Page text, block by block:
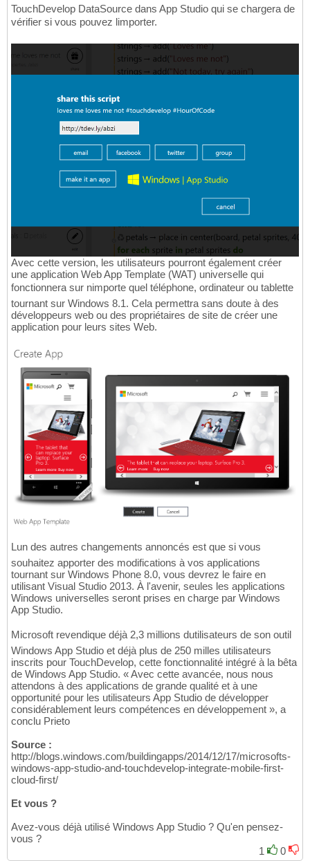
TouchDevelop DataSource dans App Studio qui se chargera de
vérifier si vous pouvez limporter.
Avec cette version, les utilisateurs pourront également créer
une application Web App Template (WAT) universelle qui
fonctionnera sur nimporte quel téléphone, ordinateur ou tablette
tournant sur Windows 8.1. Cela permettra sans doute à des
développeurs web ou des propriétaires de site de créer une
application pour leurs sites Web.
Lun des autres changements annoncés est que si vous
souhaitez apporter des modifications à vos applications
tournant sur Windows Phone 8.0, vous devrez le faire en
utilisant Visual Studio 2013. À l'avenir, seules les applications
Windows universelles seront prises en charge par Windows
App Studio.
Microsoft revendique déjà 2,3 millions dutilisateurs de son outil
Windows App Studio et déjà plus de 250 milles utilisateurs
inscrits pour TouchDevelop, cette fonctionnalité intégré à la bêta
de Windows App Studio. « Avec cette avancée, nous nous
attendons à des applications de grande qualité et à une
opportunité pour les utilisateurs App Studio de développer
considérablement leurs compétences en développement », a
conclu Prieto
Source :
http://blogs.windows.com/buildingapps/2014/12/17/microsofts-
windows-app-studio-and-touchdevelop-integrate-mobile-first-
cloud-first/
Et vous ?
Avez-vous déjà utilisé Windows App Studio ? Qu'en pensez-
vous ?
1
0